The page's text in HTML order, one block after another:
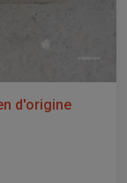
d'origine